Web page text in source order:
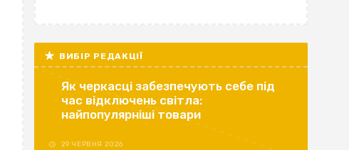
ВИБІР РЕДАКЦІЇ
Як черкасці забезпечують себе під
час відключень світла:
найпопулярніші товари
29 ЧЕРВНЯ 2026